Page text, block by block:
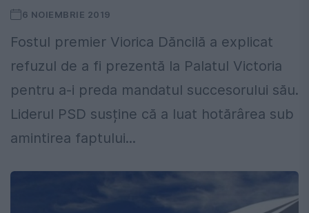
6 NOIEMBRIE 2019
Fostul premier Viorica Dăncilă a explicat
refuzul de a fi prezentă la Palatul Victoria
pentru a-i preda mandatul succesorului său.
Liderul PSD susține că a luat hotărârea sub
amintirea faptului...